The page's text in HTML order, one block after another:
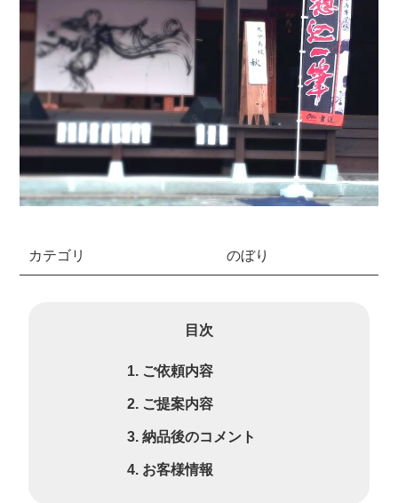
カテゴリ のぼり
目次
ご依頼内容
ご提案内容
納品後のコメント
お客様情報